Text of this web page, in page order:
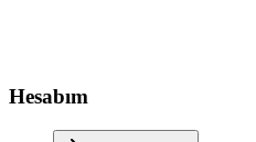
Hesabım